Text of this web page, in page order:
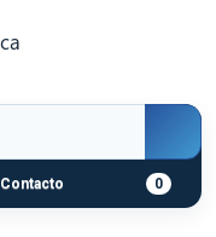
Contacto 0